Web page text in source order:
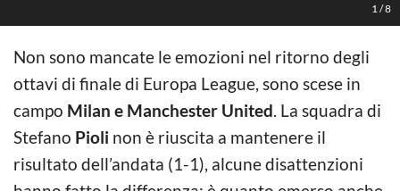
1 /8
Non sono mancate le emozioni nel ritorno degli
ottavi di finale di Europa League, sono scese in
campo Milan e Manchester United. La squadra di
Stefano Pioli non è riuscita a mantenere il
risultato dell’andata (1-1), alcune disattenzioni